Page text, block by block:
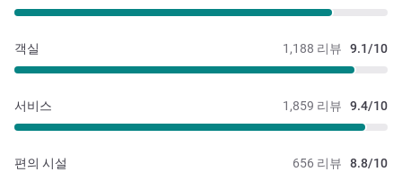
1,188 리뷰 9.1/10
객실
1,859 리뷰 9.4/10
서비스
656 리뷰 8.8/10
편의 시설